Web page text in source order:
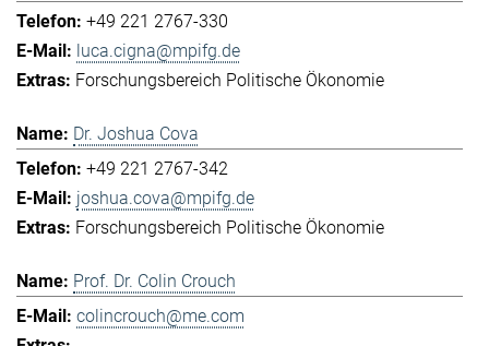
+49 221 2767-330
luca.cigna@mpifg.de
Forschungsbereich Politische Ökonomie
Dr. Joshua Cova
+49 221 2767-342
joshua.cova@mpifg.de
Forschungsbereich Politische Ökonomie
Prof. Dr. Colin Crouch
colincrouch@me.com